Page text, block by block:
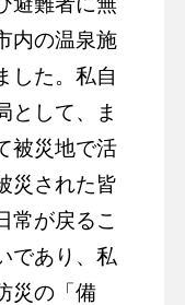
内の温泉施
した。私自
として、ま
被災地で活
災された皆
常が戻るこ
であり、私
災の「備